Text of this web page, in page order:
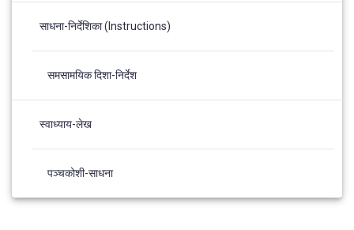
साधना-निर्देशिका (Instructions)
समसामयिक दिशा-निर्देश
स्वाध्याय-लेख
पञ्चकोशी-साधना